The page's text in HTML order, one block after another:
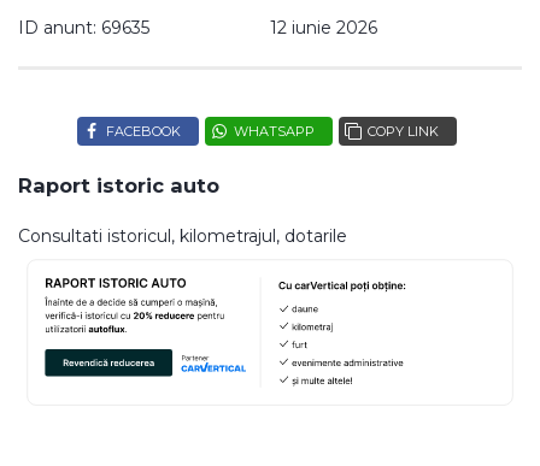
ID anunt: 69635 12 iunie 2026
FACEBOOK WHATSAPP COPY LINK
Raport istoric auto
Consultati istoricul, kilometrajul, dotarile